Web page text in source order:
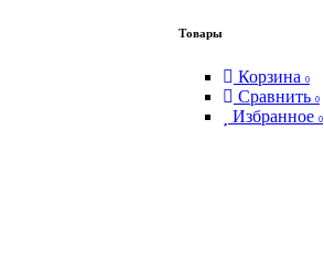
Товары
Корзина 0
Сравнить 0
Избранное 0